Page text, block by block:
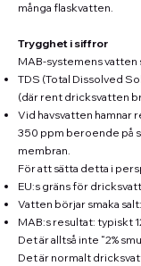
många flaskvatten.
Trygghet i siffror
MAB-systemens vatten
TDS (Total Dissolved
(där rent dricksvatten
Vid havsvatten hamnar
350 ppm beroende på
membran.
För att sätta detta i
EU:s gräns för
Vatten börjar smaka
MAB:s resultat: typiskt
Det är alltså inte “2%
Det är normalt